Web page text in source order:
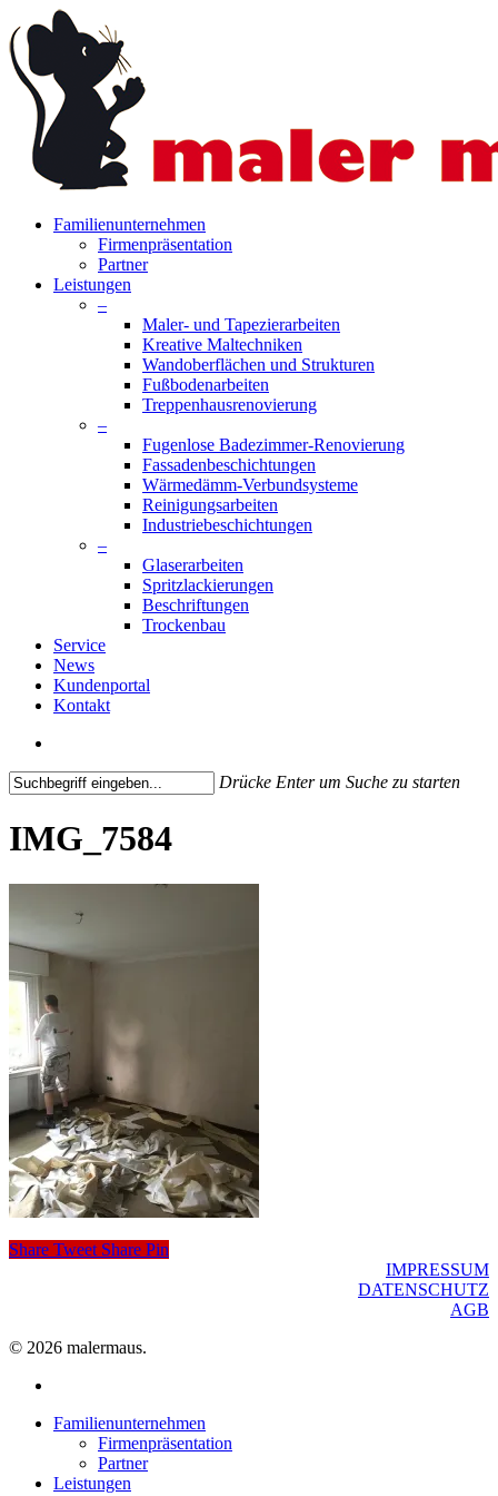
to
main
content
search
Menu
Familienunternehmen
Firmenpräsentation
Partner
Leistungen
–
Maler- und Tapezierarbeiten
Kreative Maltechniken
Wandoberflächen und Strukturen
Fußbodenarbeiten
Treppenhausrenovierung
–
Fugenlose Badezimmer-Renovierung
Fassadenbeschichtungen
Wärmedämm-Verbundsysteme
Reinigungsarbeiten
Industriebeschichtungen
–
Glaserarbeiten
Spritzlackierungen
Beschriftungen
Trockenbau
Service
News
Kundenportal
Kontakt
Drücke Enter um Suche zu starten
Search
IMG_7584
Share Tweet Share Pin
IMPRESSUM
DATENSCHUTZ
AGB
© 2026 malermaus.
Close
Familienunternehmen
Firmenpräsentation
Partner
Leistungen